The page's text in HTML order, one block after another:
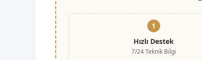
1
Hızlı Destek
7/24 Teknik Bilgi